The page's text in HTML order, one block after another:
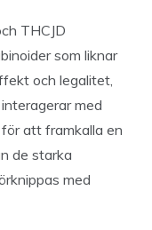
THCJD
som liknar
och legalitet,
med
att framkalla en
de starka
med